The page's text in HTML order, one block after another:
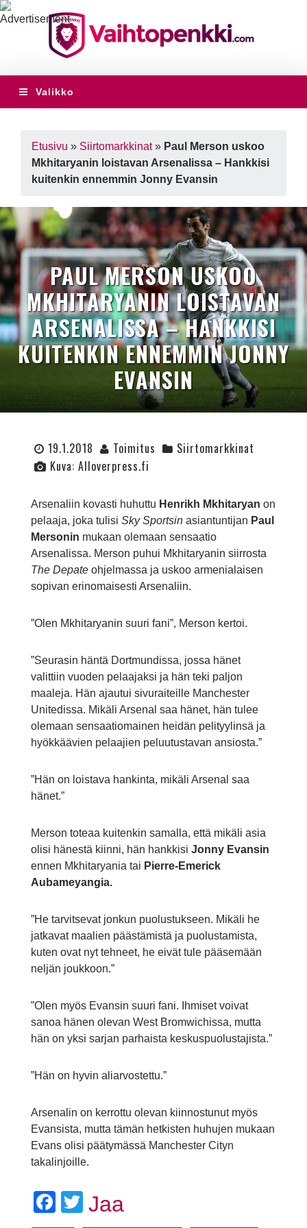
Valikko
Etusivu » Siirtomarkkinat» Paul Merson uskoo
Mkhitaryanin loistavan Arsenalissa – Hankkisi
kuitenkin ennemmin Jonny Evansin
PAUL MERSON USKOO
MKHITARYANIN LOISTAVAN
ARSENALISSA – HANKKISI
KUITENKIN ENNEMMIN JONNY
EVANSIN
19.1.2018 Toimitus
Siirtomarkkinat
Kuva: Alloverpress.fi
Arsenaliin kovasti huhuttu Henrikh Mkhitaryan on
pelaaja, joka tulisi Sky Sportsin asiantuntijan Paul
Mersonin mukaan olemaan sensaatio
Arsenalissa. Merson puhui Mkhitaryanin siirrosta
The Depate ohjelmassa ja uskoo armenialaisen
sopivan erinomaisesti Arsenaliin.
”Olen Mkhitaryanin suuri fani”, Merson kertoi.
”Seurasin häntä Dortmundissa, jossa hänet
valittiin vuoden pelaajaksi ja hän teki paljon
maaleja. Hän ajautui sivuraiteille Manchester
Unitedissa. Mikäli Arsenal saa hänet, hän tulee
olemaan sensaatiomainen heidän pelityylinsä ja
hyökkäävien pelaajien peluutustavan ansiosta.”
”Hän on loistava hankinta, mikäli Arsenal saa
hänet.”
Merson toteaa kuitenkin samalla, että mikäli asia
olisi hänestä kiinni, hän hankkisi Jonny Evansin
ennen Mkhitaryania tai Pierre-Emerick
Aubameyangia.
”He tarvitsevat jonkun puolustukseen. Mikäli he
jatkavat maalien päästämistä ja puolustamista,
kuten ovat nyt tehneet, he eivät tule pääsemään
neljän joukkoon.”
”Olen myös Evansin suuri fani. Ihmiset voivat
sanoa hänen olevan West Bromwichissa, mutta
hän on yksi sarjan parhaista keskuspuolustajista.”
”Hän on hyvin aliarvostettu.”
Arsenalin on kerrottu olevan kiinnostunut myös
Evansista, mutta tämän hetkisten huhujen mukaan
Evans olisi päätymässä Manchester Cityn
takalinjoille.
Facebook
Twitter
Jaa